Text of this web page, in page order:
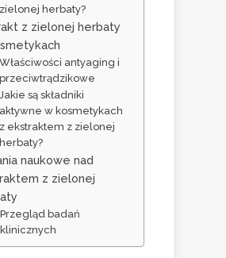
zielonej herbaty?
z zielonej herbaty
Właściwości antyaging i
przeciwtrądzikowe
Jakie są składniki
aktywne w kosmetykach
z ekstraktem z zielonej
herbaty?
naukowe nad
z zielonej
Przegląd badań
klinicznych